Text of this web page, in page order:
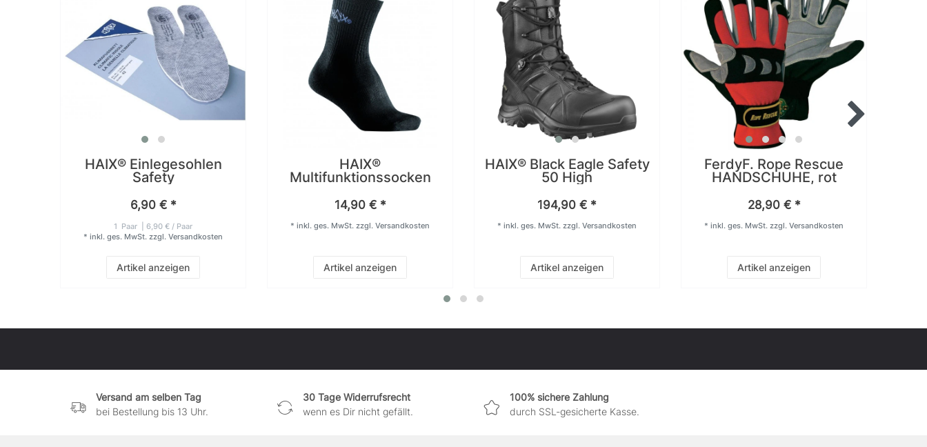
HAIX® Einlegesohlen
Safety
6,90 € *
1 Paar | 6,90 € / Paar
Artikel anzeigen
* inkl. ges. MwSt. zzgl. Versandkosten
HAIX®
Multifunktionssocken
14,90 € *
Artikel anzeigen
* inkl. ges. MwSt. zzgl. Versandkosten
HAIX® Black Eagle Safety
50 High
194,90 € *
Artikel anzeigen
* inkl. ges. MwSt. zzgl. Versandkosten
FerdyF. Rope Rescue
HANDSCHUHE, rot
28,90 € *
Artikel anzeigen
* inkl. ges. MwSt. zzgl. Versandkosten
Versand am selben Tag
bei Bestellung bis 13 Uhr.
30 Tage Widerrufsrecht
wenn es Dir nicht gefällt.
100% sichere Zahlung
durch SSL-gesicherte Kasse.